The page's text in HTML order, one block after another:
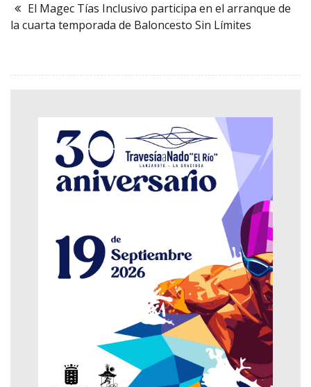
El Magec Tías Inclusivo participa en el arranque de
la cuarta temporada de Baloncesto Sin Límites